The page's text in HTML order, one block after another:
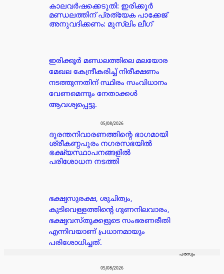
കാലവർഷക്കെടുതി: ഇരിക്കൂർ
മണ്ഡലത്തിന് പ്രത്യേക പാക്കേജ്
അനുവദിക്കണം: മുസ്ലിം ലീഗ്
ഇരിക്കൂർ മണ്ഡലത്തിലെ മലയോര
മേഖല കേന്ദ്രീകരിച്ച് നിരീക്ഷണം
നടത്തുന്നതിന് സ്ഥിരം സംവിധാനം
വേണമെന്നും നേതാക്കൾ
ആവശ്യപ്പെട്ടു.
05/08/2026
ദുരന്തനിവാരണത്തിന്റെ ഭാഗമായി
ശ്രീകണ്ഠപുരം നഗരസഭയിൽ
ഭക്ഷ്യസ്ഥാപനങ്ങളിൽ
പരിശോധന നടത്തി
ഭക്ഷ്യസുരക്ഷ, ശുചിത്വം,
കുടിവെള്ളത്തിന്റെ ഗുണനിലവാരം,
ഭക്ഷ്യവസ്തുക്കളുടെ സംഭരണരീതി
എന്നിവയാണ് പ്രധാനമായും
പരിശോധിച്ചത്.
പരസ്യം
05/08/2026